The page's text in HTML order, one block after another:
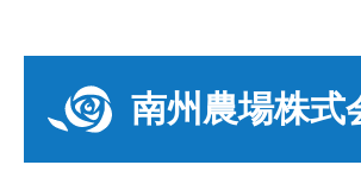
南州農場株式